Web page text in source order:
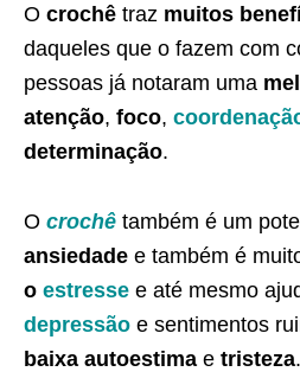
O crochê traz muitos
daqueles que o fazem com
pessoas já notaram uma
atenção, foco,
determinação.
O crochê também é um
ansiedade e também é
o estresse e até mesmo
depressão e sentimentos
baixa autoestima e tristeza.